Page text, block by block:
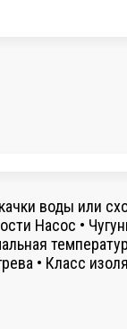
воды или
Насос •
• Класс